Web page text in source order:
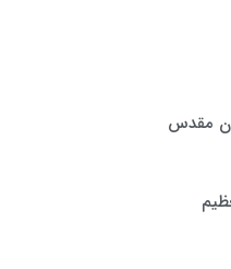
مقدس